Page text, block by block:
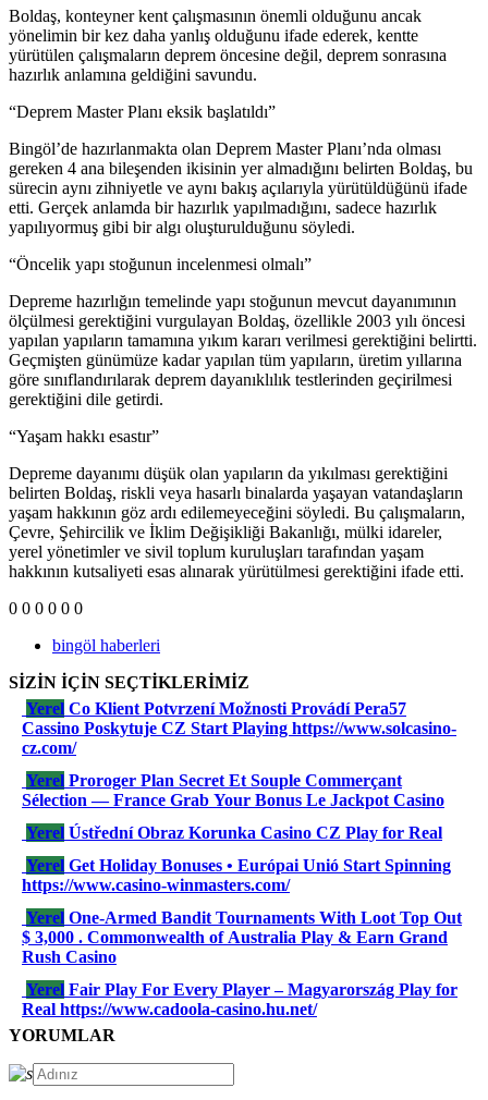
Boldaş, konteyner kent çalışmasının önemli olduğunu ancak
yönelimin bir kez daha yanlış olduğunu ifade ederek, kentte
yürütülen çalışmaların deprem öncesine değil, deprem sonrasına
hazırlık anlamına geldiğini savundu.
“Deprem Master Planı eksik başlatıldı”
Bingöl’de hazırlanmakta olan Deprem Master Planı’nda olması
gereken 4 ana bileşenden ikisinin yer almadığını belirten Boldaş, bu
sürecin aynı zihniyetle ve aynı bakış açılarıyla yürütüldüğünü ifade
etti. Gerçek anlamda bir hazırlık yapılmadığını, sadece hazırlık
yapılıyormuş gibi bir algı oluşturulduğunu söyledi.
“Öncelik yapı stoğunun incelenmesi olmalı”
Depreme hazırlığın temelinde yapı stoğunun mevcut dayanımının
ölçülmesi gerektiğini vurgulayan Boldaş, özellikle 2003 yılı öncesi
yapılan yapıların tamamına yıkım kararı verilmesi gerektiğini belirtti.
Geçmişten günümüze kadar yapılan tüm yapıların, üretim yıllarına
göre sınıflandırılarak deprem dayanıklılık testlerinden geçirilmesi
gerektiğini dile getirdi.
“Yaşam hakkı esastır”
Depreme dayanımı düşük olan yapıların da yıkılması gerektiğini
belirten Boldaş, riskli veya hasarlı binalarda yaşayan vatandaşların
yaşam hakkının göz ardı edilemeyeceğini söyledi. Bu çalışmaların,
Çevre, Şehircilik ve İklim Değişikliği Bakanlığı, mülki idareler,
yerel yönetimler ve sivil toplum kuruluşları tarafından yaşam
hakkının kutsaliyeti esas alınarak yürütülmesi gerektiğini ifade etti.
0 0 0 0 0 0
bingöl haberleri
SİZİN İÇİN SEÇTİKLERİMİZ
Yerel Co Klient Potvrzení Možnosti Provádí Pera57
Cassino Poskytuje CZ Start Playing https://www.solcasino-
cz.com/
Yerel Proroger Plan Secret Et Souple Commerçant
Sélection — France Grab Your Bonus Le Jackpot Casino
Yerel
Ústřední Obraz Korunka Casino CZ Play for Real
Yerel Get Holiday Bonuses • Európai Unió Start Spinning
https://www.casino-winmasters.com/
Yerel One-Armed Bandit Tournaments With Loot Top Out
$ 3,000 . Commonwealth of Australia Play & Earn Grand
Rush Casino
Yerel Fair Play For Every Player – Magyarország Play for
Real https://www.cadoola-casino.hu.net/
YORUMLAR